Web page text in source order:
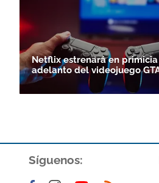
Netflix estrenará en
adelanto del videojuego
Síguenos: